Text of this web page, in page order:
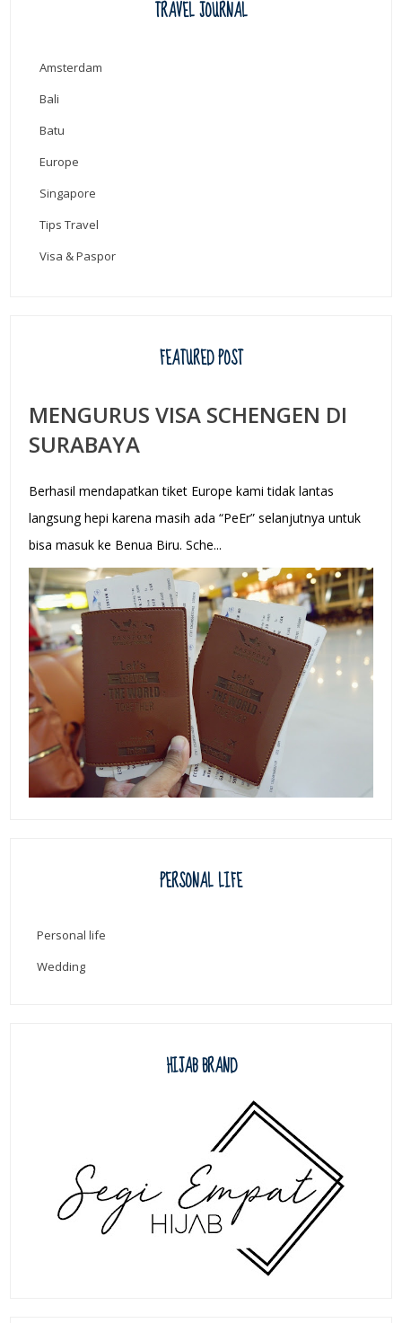
TRAVEL JOURNAL
Amsterdam
Bali
Batu
Europe
Singapore
Tips Travel
Visa & Paspor
FEATURED POST
MENGURUS VISA SCHENGEN DI
SURABAYA
Berhasil mendapatkan tiket Europe kami tidak lantas
langsung hepi karena masih ada “PeEr” selanjutnya untuk
bisa masuk ke Benua Biru. Sche...
PERSONAL LIFE
Personal life
Wedding
HIJAB BRAND